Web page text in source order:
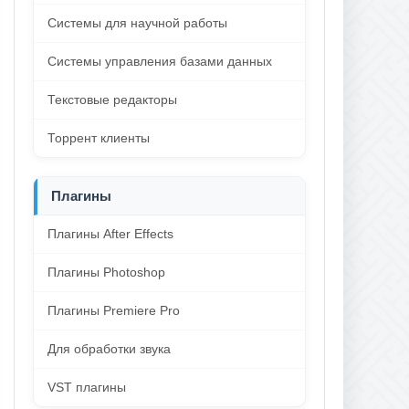
Системы для научной работы
Системы управления базами данных
Текстовые редакторы
Торрент клиенты
Плагины
Плагины After Effects
Плагины Photoshop
Плагины Premiere Pro
Для обработки звука
VST плагины